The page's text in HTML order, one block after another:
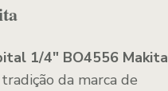
1/4″ BO4556 Makita
da marca de